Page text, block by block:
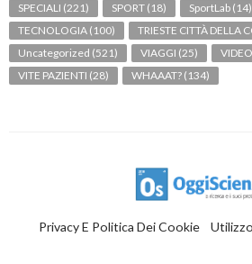
SPECIALI (221) SPORT (18) SportLab (14)
TECNOLOGIA (100) TRIESTE CITTÀ DELLA
Uncategorized (521) VIAGGI (25) VIDEO
VITE PAZIENTI (28) WHAAAT? (134)
Privacy E Politica Dei Cookie